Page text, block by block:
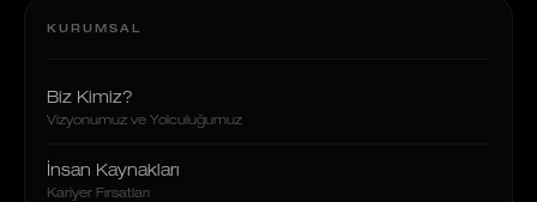
KURUMSAL
Biz Kimiz?
Vizyonumuz ve Yolculuğumuz
İnsan Kaynakları
Kariyer Fırsatları